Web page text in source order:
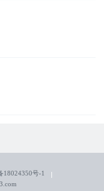
18024350号-1